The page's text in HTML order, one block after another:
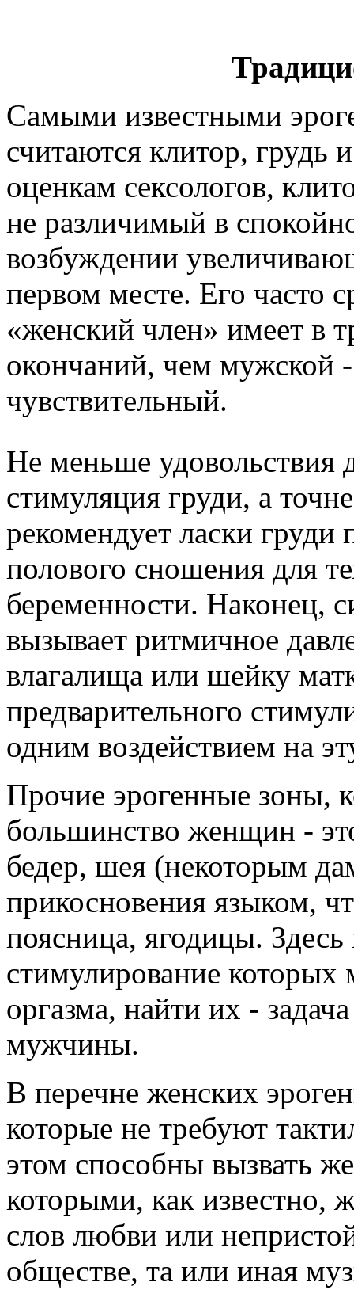
Самыми известными
считаются клитор, грудь
оценкам сексологов,
не различимый в
возбуждении
первом месте. Его часто
«женский член» имеет в
окончаний, чем мужской
чувствительный.
Не меньше удовольствия
стимуляция груди, а
рекомендует ласки
полового сношения для
беременности. Наконец,
вызывает ритмичное
влагалища или шейку
предварительного
одним воздействием на
Прочие эрогенные зоны,
большинство женщин -
бедер, шея (некоторым
прикосновения языком,
поясница, ягодицы.
стимулирование
оргазма, найти их -
мужчины.
В перечне женских
которые не требуют
этом способны вызвать
которыми, как
слов любви или
обществе, та или иная